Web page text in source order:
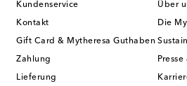
Kundenservice
Kontakt
Gift Card & Mytheresa Guthaben
Zahlung
Lieferung
Über
Die